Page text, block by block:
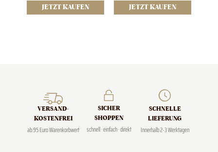
JETZT KAUFEN JETZT KAUFEN
VERSAND­
KOSTENFREI
ab 95 Euro Warenkorbwert
SICHER
SHOPPEN
schnell · einfach · direkt
SCHNELLE
LIEFERUNG
Innerhalb 2-3 Werktagen